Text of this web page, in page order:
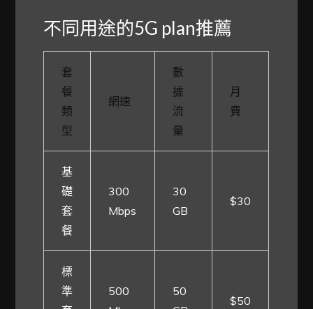
不同用途的5G plan推薦
套
餐
類
型
網速
數
據
流
量
月
費
基
礎
套
餐
300
Mbps
30
GB
$30
標
準
500
50
$50